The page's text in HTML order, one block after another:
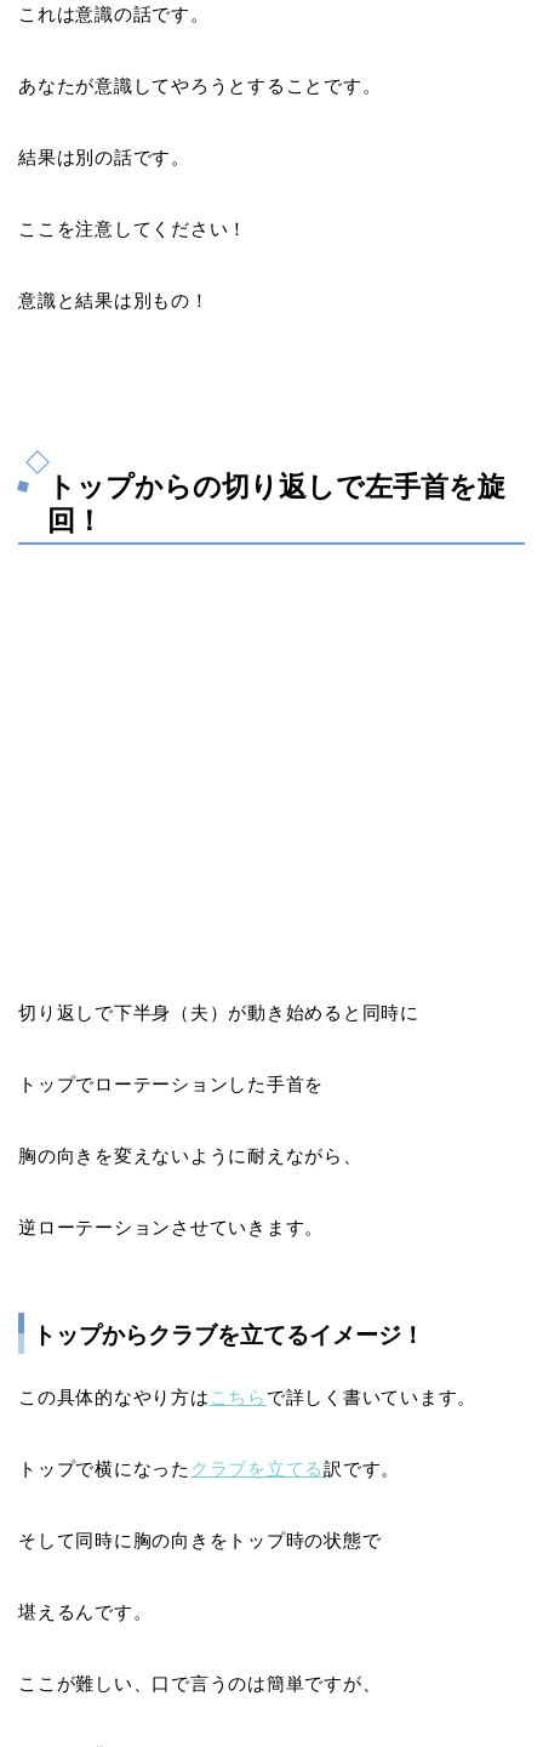
これは意識の話です。
あなたが意識してやろうとすることです。
結果は別の話です。
ここを注意してください！
意識と結果は別もの！
トップからの切り返しで左手首を旋
回！
切り返しで下半身（夫）が動き始めると同時に
トップでローテーションした手首を
胸の向きを変えないように耐えながら、
逆ローテーション させていきます。
トップからクラブを立てるイメージ！
この具体的なやり方は こちら で詳しく書いています。
トップで横になった クラブを立てる訳です。
そして同時に胸の向きをトップ時の状態で
堪えるんです。
ここが難しい、口で言うのは簡単ですが、